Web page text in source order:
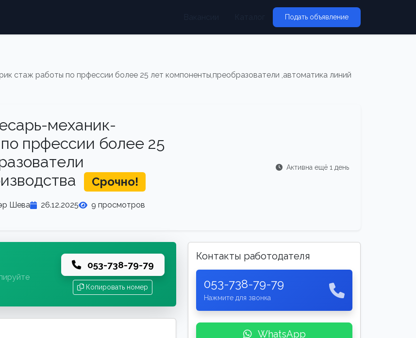
Подать объявление
стаж работы по прфессии более 25 лет компоненты,преобразователи ,автоматика линий
механик-
прфессии более 25
Срочно!
Шева 26.12.2025 9 просмотров
Активна ещё 1 день
053-738-79-79
Копировать номер
Контакты работодателя
053-738-79-79
Нажмите для звонка
WhatsApp